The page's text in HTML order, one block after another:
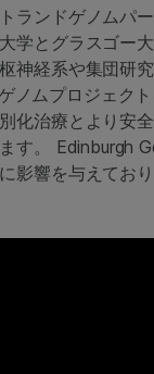
ランドゲノムパ
学とグラスゴー
神経系や集団研
ノムプロジェク
化治療とより安
す。 Edinburgh
影響を与えてお